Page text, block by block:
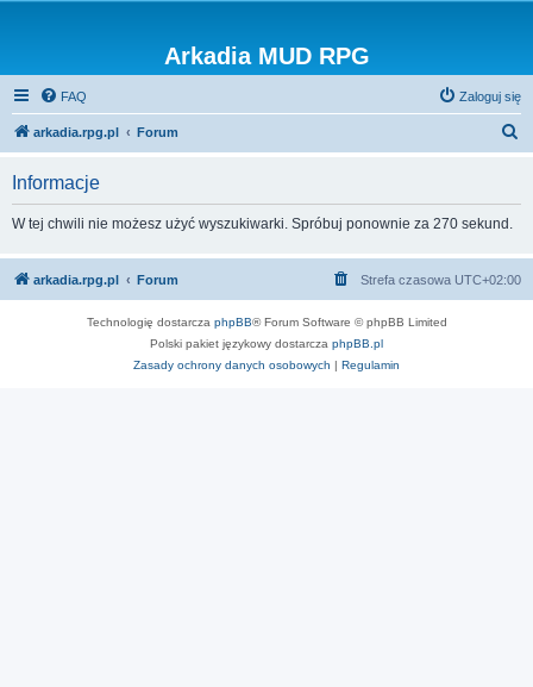
Arkadia MUD RPG
FAQ Zaloguj się
arkadia.rpg.pl Forum
j
Informacje
W tej chwili nie możesz użyć wyszukiwarki. Spróbuj ponownie za 270 sekund.
arkadia.rpg.pl Forum Strefa czasowa UTC+02:00
Technologię dostarcza phpBB® Forum Software © phpBB Limited
Polski pakiet językowy dostarcza phpBB.pl
Zasady ochrony danych osobowych | Regulamin